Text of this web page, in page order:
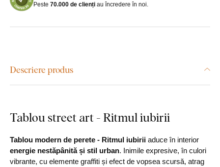
Peste 70.000 de clienți au încredere în noi.
Descriere produs
Tablou street art - Ritmul iubirii
Tablou modern de perete - Ritmul iubirii aduce în interior
energie nestăpânită și stil urban. Inimile expresive, în culori
vibrante, cu elemente graffiti și efect de vopsea scursă, atrag